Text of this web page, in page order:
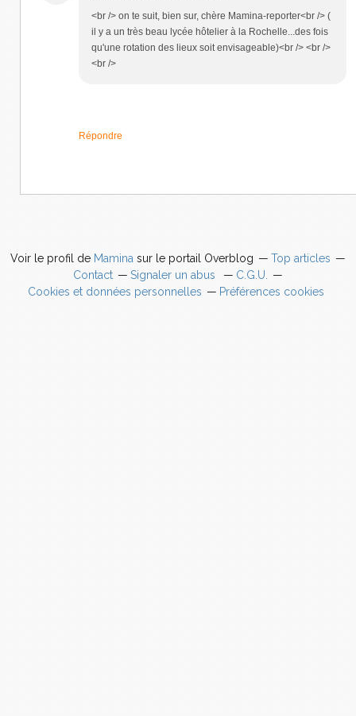
<br /> on te suit, bien sur, chère Mamina-reporter<br /> (
il y a un très beau lycée hôtelier à la Rochelle...des fois
qu'une rotation des lieux soit envisageable)<br /> <br />
<br />
Répondre
Voir le profil de Mamina sur le portail Overblog
Top articles
Contact
Signaler un abus
C.G.U.
Cookies et données personnelles
Préférences cookies